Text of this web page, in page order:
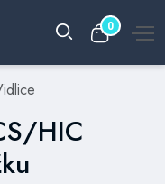
0
HIC